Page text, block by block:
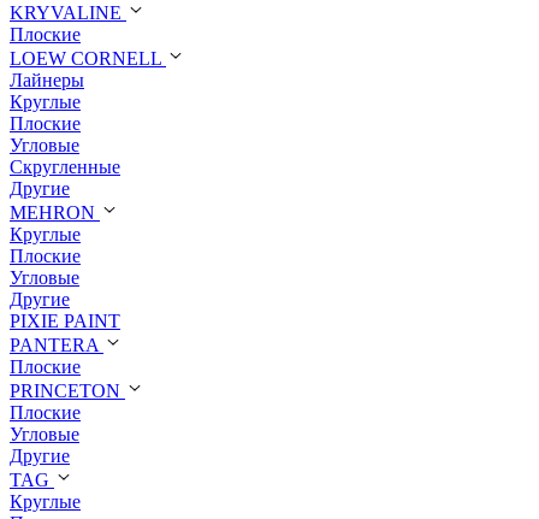
KRYVALINE
Плоские
LOEW CORNELL
Лайнеры
Круглые
Плоские
Угловые
Скругленные
Другие
MEHRON
Круглые
Плоские
Угловые
Другие
PIXIE PAINT
PANTERA
Плоские
PRINCETON
Плоские
Угловые
Другие
TAG
Круглые